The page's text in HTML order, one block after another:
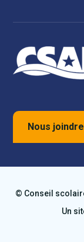
Nous joindre
© Conseil
Un